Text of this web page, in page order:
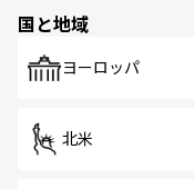
で、ホーカ
国と地域
ヨーロッパ
北米